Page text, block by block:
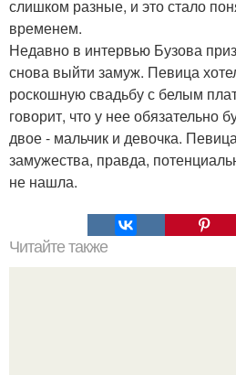
слишком разные, и это стало
временем.
Недавно в интервью Бузова
снова выйти замуж. Певица
роскошную свадьбу с белым
говорит, что у нее обязательно
двое - мальчик и девочка.
замужества, правда,
не нашла.
Читайте также